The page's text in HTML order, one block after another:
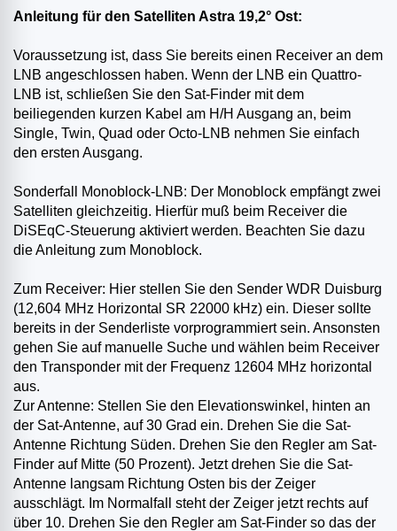
Anleitung für den Satelliten Astra 19,2° Ost:
Voraussetzung ist, dass Sie bereits einen Receiver an dem
LNB angeschlossen haben. Wenn der LNB ein Quattro-
LNB ist, schließen Sie den Sat-Finder mit dem
beiliegenden kurzen Kabel am H/H Ausgang an, beim
Single, Twin, Quad oder Octo-LNB nehmen Sie einfach
den ersten Ausgang.
Sonderfall Monoblock-LNB: Der Monoblock empfängt zwei
Satelliten gleichzeitig. Hierfür muß beim Receiver die
DiSEqC-Steuerung aktiviert werden. Beachten Sie dazu
die Anleitung zum Monoblock.
Zum Receiver: Hier stellen Sie den Sender WDR Duisburg
(12,604 MHz Horizontal SR 22000 kHz) ein. Dieser sollte
bereits in der Senderliste vorprogrammiert sein. Ansonsten
gehen Sie auf manuelle Suche und wählen beim Receiver
den Transponder mit der Frequenz 12604 MHz horizontal
aus.
Zur Antenne: Stellen Sie den Elevationswinkel, hinten an
der Sat-Antenne, auf 30 Grad ein. Drehen Sie die Sat-
Antenne Richtung Süden. Drehen Sie den Regler am Sat-
Finder auf Mitte (50 Prozent). Jetzt drehen Sie die Sat-
Antenne langsam Richtung Osten bis der Zeiger
ausschlägt. Im Normalfall steht der Zeiger jetzt rechts auf
über 10. Drehen Sie den Regler am Sat-Finder so das der